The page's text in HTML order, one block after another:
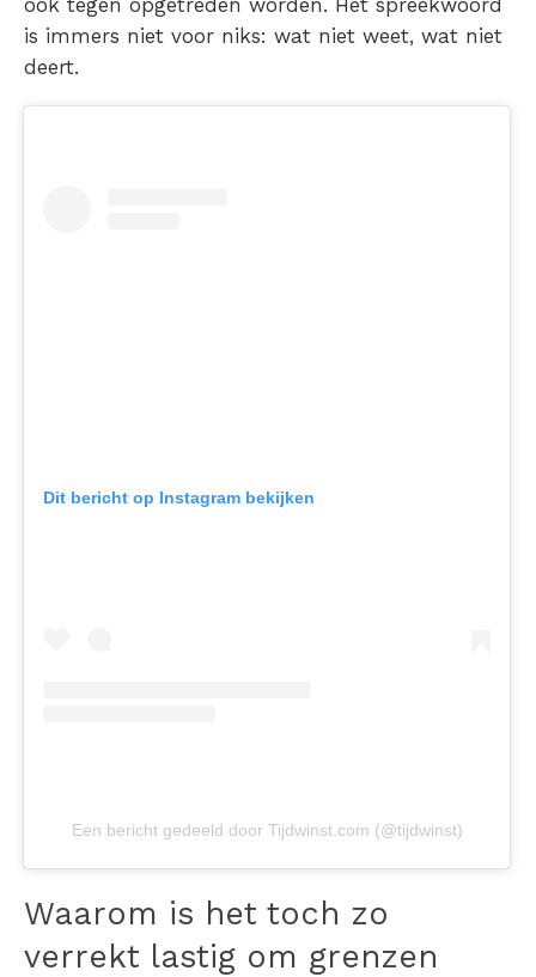
is immers niet voor niks: wat niet weet, wat niet
deert.
Dit bericht op Instagram bekijken
Een bericht gedeeld door Tijdwinst.com (@tijdwinst)
Waarom is het toch zo
verrekt lastig om grenzen